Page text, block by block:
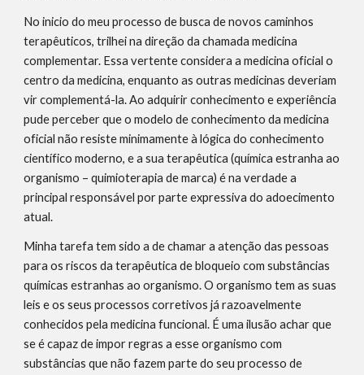
No inicio do meu processo de busca de novos caminhos
terapêuticos, trilhei na direção da chamada medicina
complementar. Essa vertente considera a medicina oficial o
centro da medicina, enquanto as outras medicinas deveriam
vir complementá-la. Ao adquirir conhecimento e experiência
pude perceber que o modelo de conhecimento da medicina
oficial não resiste minimamente à lógica do conhecimento
científico moderno, e a sua terapêutica (química estranha ao
organismo – quimioterapia de marca) é na verdade a
principal responsável por parte expressiva do adoecimento
atual.
Minha tarefa tem sido a de chamar a atenção das pessoas
para os riscos da terapêutica de bloqueio com substâncias
químicas estranhas ao organismo. O organismo tem as suas
leis e os seus processos corretivos já razoavelmente
conhecidos pela medicina funcional. É uma ilusão achar que
se é capaz de impor regras a esse organismo com
substâncias que não fazem parte do seu processo de